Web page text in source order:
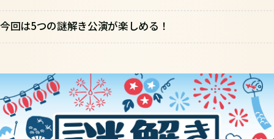
今回は5つの謎解き公演が楽しめる！